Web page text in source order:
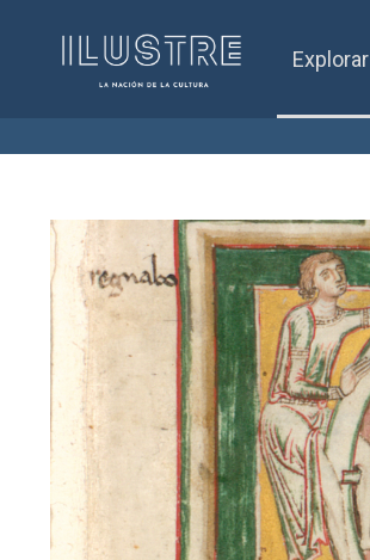
Explorar